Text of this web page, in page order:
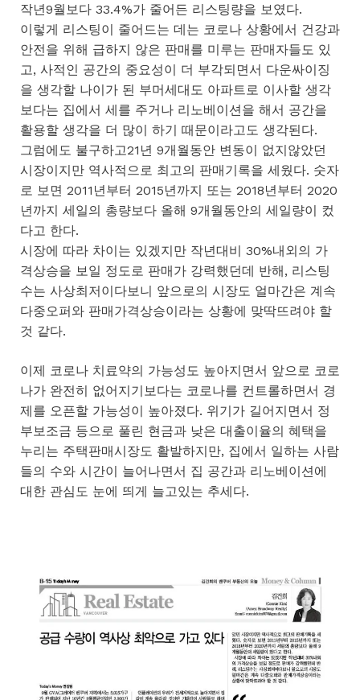
작년9월보다 33.4%가 줄어든 리스팅량을 보였다.
이렇게 리스팅이 줄어드는 데는 코로나 상황에서 건강과
안전을 위해 급하지 않은 판매를 미루는 판매자들도 있
고, 사적인 공간의 중요성이 더 부각되면서 다운싸이징
을 생각할 나이가 된 부머세대도 아파트로 이사할 생각
보다는 집에서 세를 주거나 리노베이션을 해서 공간을
활용할 생각을 더 많이 하기 때문이라고도 생각된다.
그럼에도 불구하고21년 9개월동안 변동이 없지않았던
시장이지만 역사적으로 최고의 판매기록을 세웠다. 숫자
로 보면 2011년부터 2015년까지 또는 2018년부터 2020
년까지 세일의 총량보다 올해 9개월동안의 세일량이 컸
다고 한다.
시장에 따라 차이는 있겠지만 작년대비 30%내외의 가
격상승을 보일 정도로 판매가 강력했던데 반해, 리스팅
수는 사상최저이다보니 앞으로의 시장도 얼마간은 계속
다중오퍼와 판매가격상승이라는 상황에 맞딱뜨려야 할
것 같다.
이제 코로나 치료약의 가능성도 높아지면서 앞으로 코로
나가 완전히 없어지기보다는 코로나를 컨트롤하면서 경
제를 오픈할 가능성이 높아졌다. 위기가 길어지면서 정
부보조금 등으로 풀린 현금과 낮은 대출이율의 혜택을
누리는 주택판매시장도 활발하지만, 집에서 일하는 사람
들의 수와 시간이 늘어나면서 집 공간과 리노베이션에
대한 관심도 눈에 띄게 늘고있는 추세다.